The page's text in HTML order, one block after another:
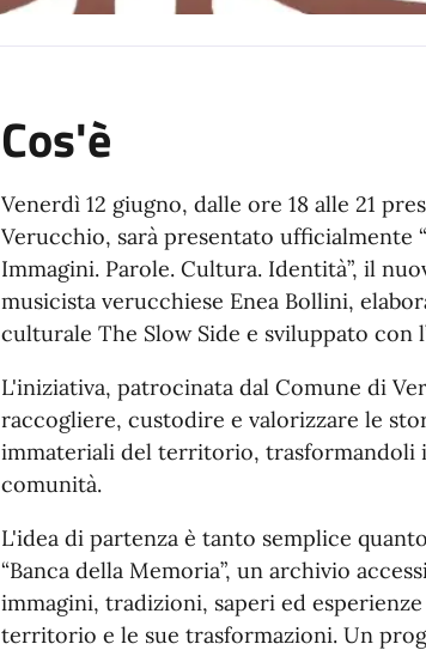
Cos'è
Venerdì 12 giugno, dalle ore 18 alle 21
Verucchio, sarà presentato ufficialmente
Immagini. Parole. Cultura. Identità”, il
musicista verucchiese Enea Bollini,
culturale The Slow Side e sviluppato con
L'iniziativa, patrocinata dal Comune di
raccogliere, custodire e valorizzare le
immateriali del territorio, trasformandoli
comunità.
L'idea di partenza è tanto semplice
“Banca della Memoria”, un archivio
immagini, tradizioni, saperi ed
territorio e le sue trasformazioni. Un